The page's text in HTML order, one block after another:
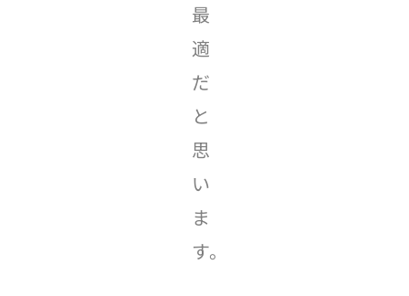
最
適
だ
と
思
い
ま
す。